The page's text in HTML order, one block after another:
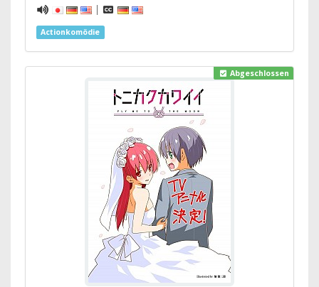
|
Actionkomödie
Abgeschlossen